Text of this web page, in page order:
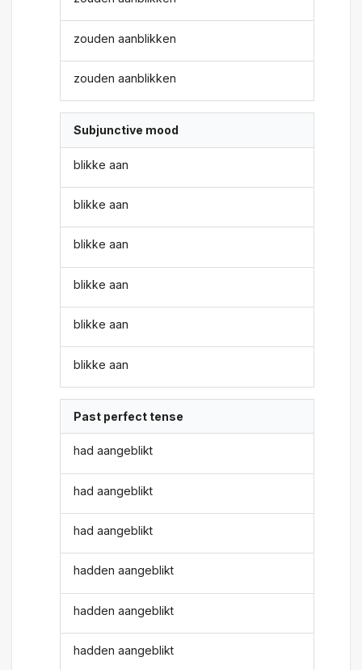
zouden aanblikken
zouden aanblikken
Subjunctive mood
blikke aan
blikke aan
blikke aan
blikke aan
blikke aan
blikke aan
Past perfect tense
had aangeblikt
had aangeblikt
had aangeblikt
hadden aangeblikt
hadden aangeblikt
hadden aangeblikt